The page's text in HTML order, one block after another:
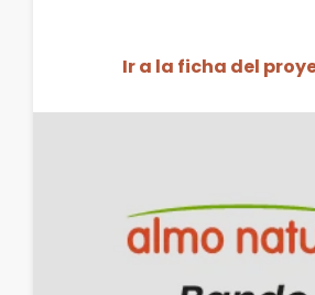
Ir a la ficha del